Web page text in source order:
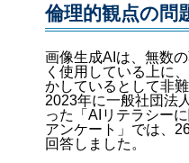
倫理的観点の問
画像生成AIは、無数
く使用している上に
かしているとして非
2023年に一般社団法
った「AIリテラシー
アンケート」では、
回答しました。